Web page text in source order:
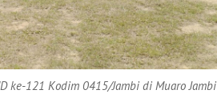
ke-121 Kodim 0415/Jambi di Muaro Jambi